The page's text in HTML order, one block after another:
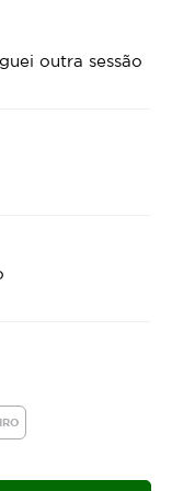
você de forma
leves,
outra sessão